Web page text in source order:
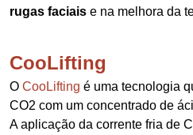
rugas faciais e na melhora da
CooLifting
O CooLifting é uma tecnologia
CO2 com um concentrado de
A aplicação da corrente fria de